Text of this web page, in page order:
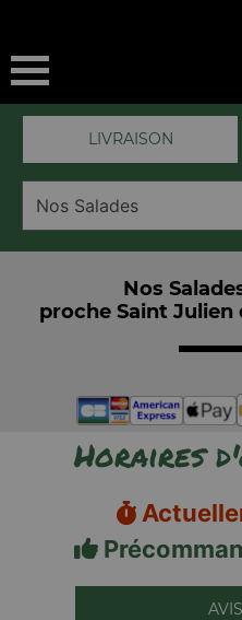
LIVRAISON
Nos
proche Saint Julien
Horaires